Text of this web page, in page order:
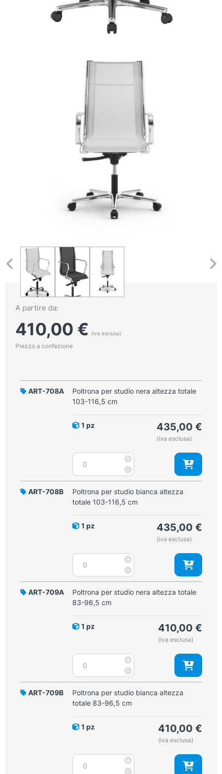
A partire da:
410,00 € (iva esclusa)
Prezzo a confezione
ART-708A
Poltrona per studio nera altezza totale
103-116,5 cm
1 pz 435,00 €
(iva esclusa)
-
Poltrona
studio
nera
altezza
116,5
+
ART-708B
Poltrona per studio bianca altezza
totale 103-116,5 cm
1 pz 435,00 €
(iva esclusa)
-
Poltrona
studio
bianca
altezza
116,5
+
ART-709A
Poltrona per studio nera altezza totale
83-96,5 cm
1 pz 410,00 €
(iva esclusa)
-
Poltrona
studio
nera
altezza
96,5
+
ART-709B
Poltrona per studio bianca altezza
totale 83-96,5 cm
1 pz 410,00 €
(iva esclusa)
-
Poltrona
+